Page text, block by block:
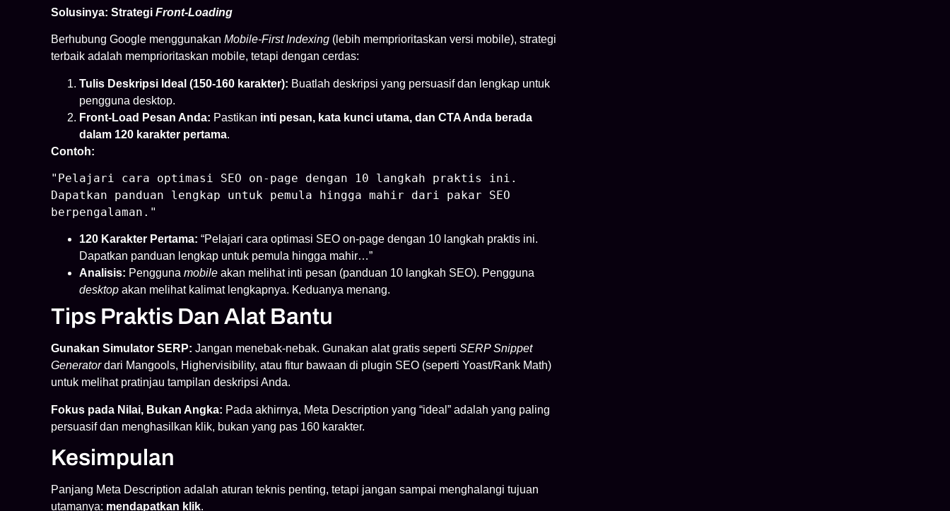
Solusinya: Strategi Front-Loading
Berhubung Google menggunakan Mobile-First Indexing (lebih memprioritaskan versi mobile), strategi
terbaik adalah memprioritaskan mobile, tetapi dengan cerdas:
Tulis Deskripsi Ideal (150-160 karakter): Buatlah deskripsi yang persuasif dan lengkap untuk
pengguna desktop.
Front-Load Pesan Anda: Pastikan inti pesan, kata kunci utama, dan CTA Anda berada
dalam 120 karakter pertama.
Contoh:
"Pelajari cara optimasi SEO on-page dengan 10 langkah praktis ini.
Dapatkan panduan lengkap untuk pemula hingga mahir dari pakar SEO
berpengalaman."
120 Karakter Pertama: “Pelajari cara optimasi SEO on-page dengan 10 langkah praktis ini.
Dapatkan panduan lengkap untuk pemula hingga mahir…”
Analisis: Pengguna mobile akan melihat inti pesan (panduan 10 langkah SEO). Pengguna
desktop akan melihat kalimat lengkapnya. Keduanya menang.
Tips Praktis Dan Alat Bantu
Gunakan Simulator SERP: Jangan menebak-nebak. Gunakan alat gratis seperti SERP Snippet
Generatordari Mangools, Highervisibility, atau fitur bawaan di plugin SEO (seperti Yoast/Rank Math)
untuk melihat pratinjau tampilan deskripsi Anda.
Fokus pada Nilai, Bukan Angka: Pada akhirnya, Meta Description yang “ideal” adalah yang paling
persuasif dan menghasilkan klik, bukan yang pas 160 karakter.
Kesimpulan
Panjang Meta Description adalah aturan teknis penting, tetapi jangan sampai menghalangi tujuan
utamanya: mendapatkan klik.